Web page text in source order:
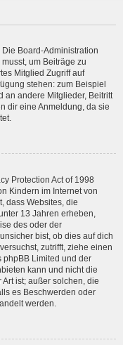
Board-Administration
um Beiträge zu
Mitglied Zugriff auf
stehen: zum Beispiel
an andere Mitglieder, Beitritt
dir eine Anmeldung, da sie
Protection Act of 1998
Kindern im Internet von
dass Websites, die
13 Jahren erheben,
des oder der
bist, ob dies auf dich
zutrifft, ziehe einen
phpBB Limited und der
kann und nicht die
ist; außer solchen, die
es Beschwerden oder
werden.